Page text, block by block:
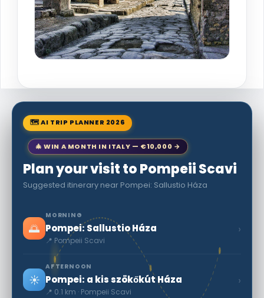
🗺 AI TRIP PLANNER 2026
🎄 WIN A MONTH IN ITALY — €10,000 →
Plan your visit to Pompeii Scavi
Suggested itinerary near Pompei: Sallustio Háza
🌅
MORNING
Pompei: Sallustio Háza
📍 Pompeii Scavi
›
☀️
AFTERNOON
Pompei: a kis szökőkút Háza
📍 0.1 km · Pompeii Scavi
›